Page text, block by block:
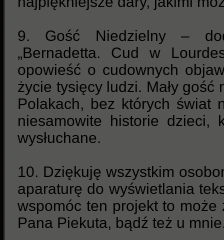
9. Gość Niedzielny –
„Bernadetta. Cud w
opowieść o cudownych
życie tysięcy ludzi. Mały gość
Polakach, bez których świat
niesamowite historie dzieci,
wysłuchane.
10. Dziękuję wszystkim
aparaturę do wyświetlania
wspomóc ten projekt to może
Pana Piekuta, bądź też u